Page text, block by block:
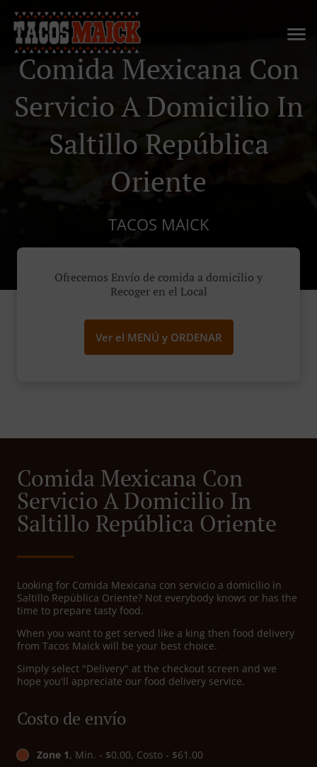
Comida Mexicana Con
Servicio A Domicilio In
Saltillo República
Oriente
TACOS MAICK
Ofrecemos Envío de comida a domicilio y
Recoger en el Local
Ver el MENÚ y ORDENAR
Comida Mexicana Con
Servicio A Domicilio In
Saltillo República Oriente
Looking for Comida Mexicana con servicio a domicilio in
Saltillo República Oriente? Not everybody knows or has the
time to prepare tasty food.
When you want to get served like a king then food delivery
from Tacos Maick will be your best choice.
Simply select "Delivery" at the checkout screen and we
hope you'll appreciate our food delivery service.
Costo de envío
Zone 1, Min. - $0.00, Costo - $61.00